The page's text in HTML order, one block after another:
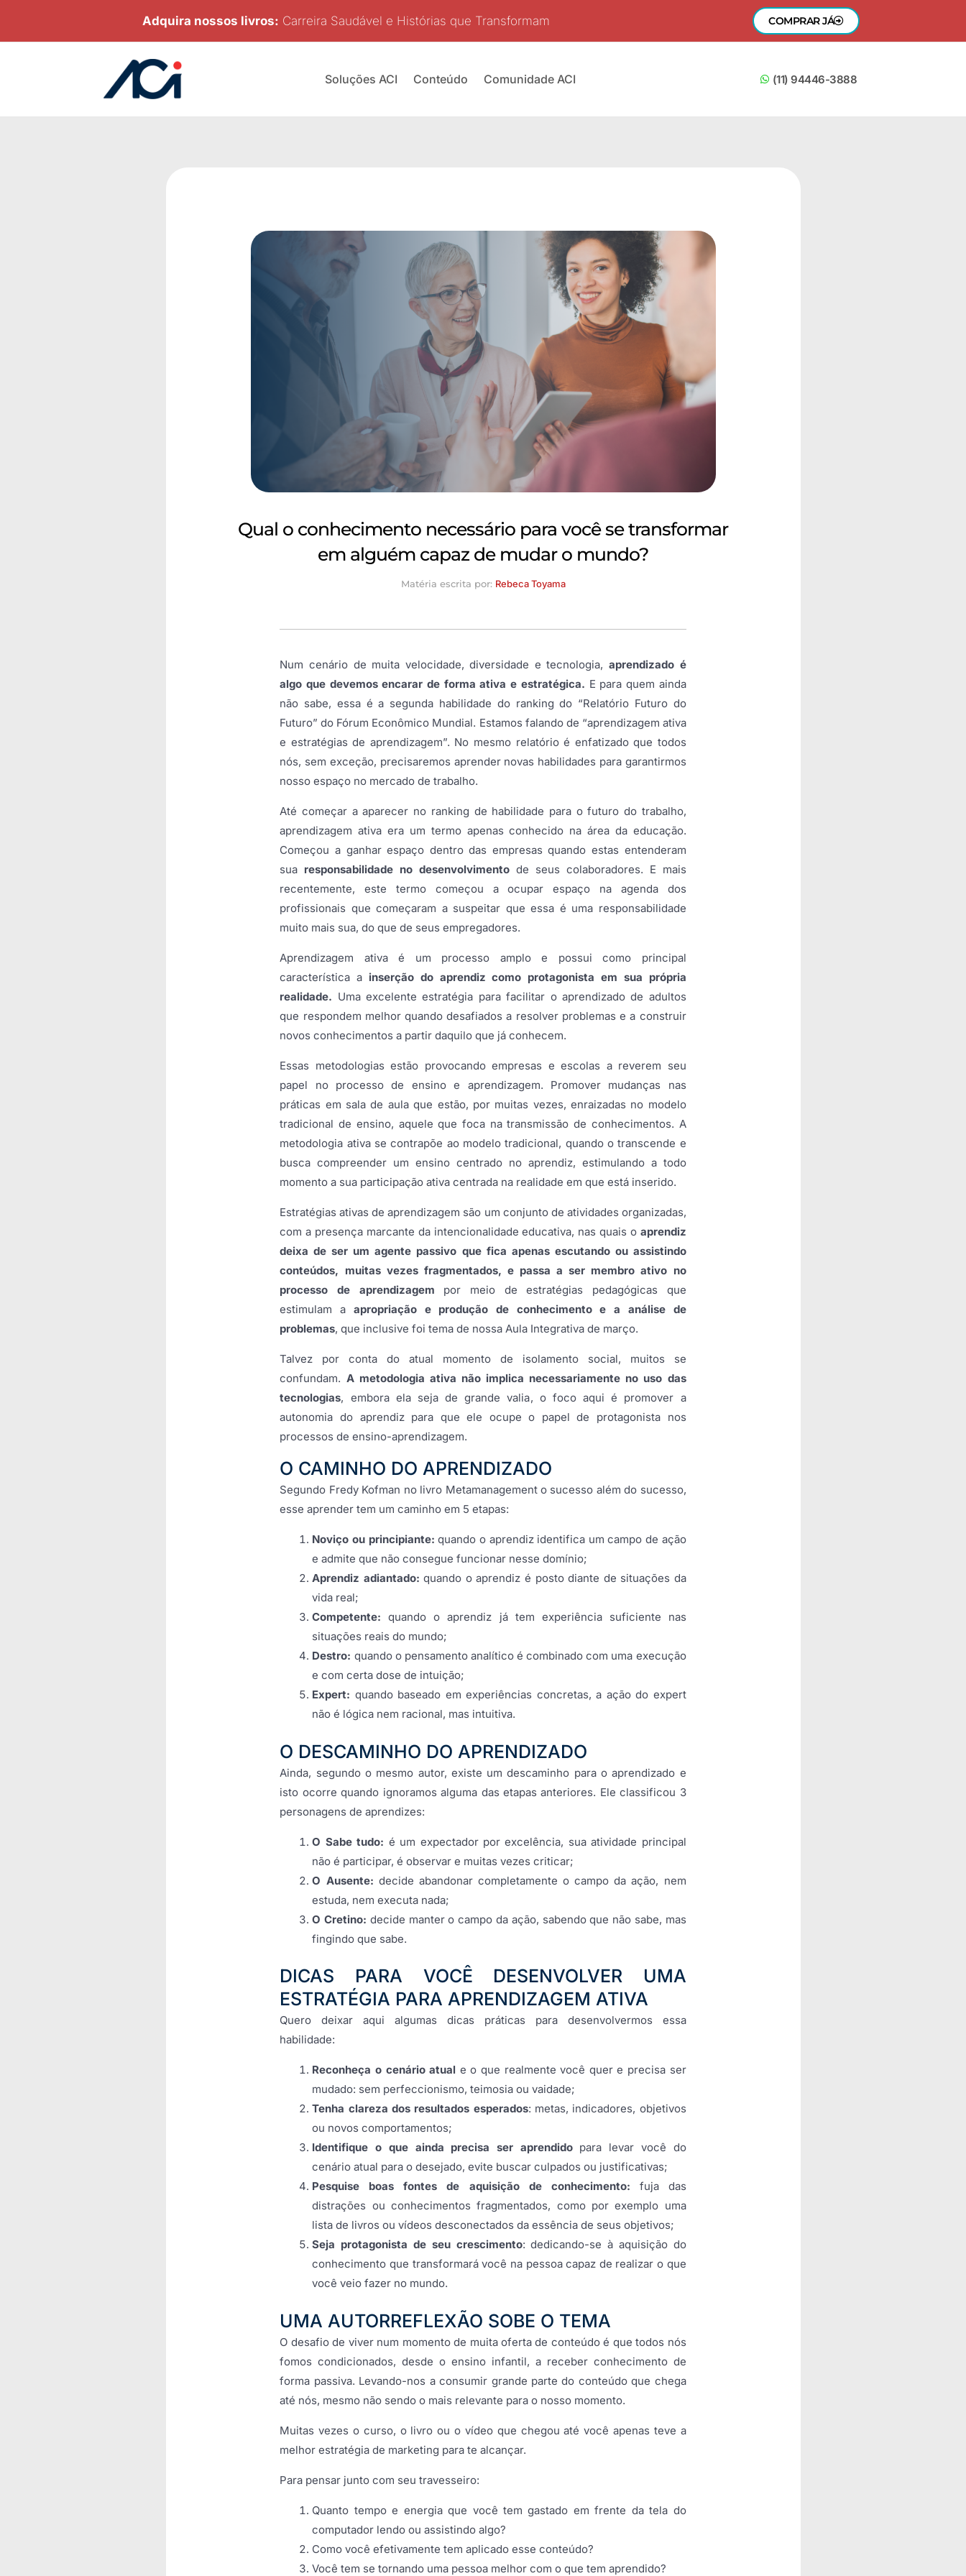
Adquira nossos livros: Carreira Saudável e Histórias que Transformam COMPRAR JÁ
Soluções ACI Conteúdo Comunidade ACI (11) 94446-3888
Qual o conhecimento necessário para você se transformar
em alguém capaz de mudar o mundo?
Matéria escrita por: Rebeca Toyama
Num cenário de muita velocidade, diversidade e tecnologia, aprendizado é
algo que devemos encarar de forma ativa e estratégica. E para quem ainda
não sabe, essa é a segunda habilidade do ranking do “Relatório Futuro do
Futuro” do Fórum Econômico Mundial. Estamos falando de “aprendizagem ativa
e estratégias de aprendizagem”. No mesmo relatório é enfatizado que todos
nós, sem exceção, precisaremos aprender novas habilidades para garantirmos
nosso espaço no mercado de trabalho.
Até começar a aparecer no ranking de habilidade para o futuro do trabalho,
aprendizagem ativa era um termo apenas conhecido na área da educação.
Começou a ganhar espaço dentro das empresas quando estas entenderam
sua responsabilidade no desenvolvimento de seus colaboradores. E mais
recentemente, este termo começou a ocupar espaço na agenda dos
profissionais que começaram a suspeitar que essa é uma responsabilidade
muito mais sua, do que de seus empregadores.
Aprendizagem ativa é um processo amplo e possui como principal
característica a inserção do aprendiz como protagonista em sua própria
realidade. Uma excelente estratégia para facilitar o aprendizado de adultos
que respondem melhor quando desafiados a resolver problemas e a construir
novos conhecimentos a partir daquilo que já conhecem.
Essas metodologias estão provocando empresas e escolas a reverem seu
papel no processo de ensino e aprendizagem. Promover mudanças nas
práticas em sala de aula que estão, por muitas vezes, enraizadas no modelo
tradicional de ensino, aquele que foca na transmissão de conhecimentos. A
metodologia ativa se contrapõe ao modelo tradicional, quando o transcende e
busca compreender um ensino centrado no aprendiz, estimulando a todo
momento a sua participação ativa centrada na realidade em que está inserido.
Estratégias ativas de aprendizagem são um conjunto de atividades organizadas,
com a presença marcante da intencionalidade educativa, nas quais o aprendiz
deixa de ser um agente passivo que fica apenas escutando ou assistindo
conteúdos, muitas vezes fragmentados, e passa a ser membro ativo no
processo de aprendizagem por meio de estratégias pedagógicas que
estimulam a apropriação e produção de conhecimento e a análise de
problemas, que inclusive foi tema de nossa Aula Integrativa de março.
Talvez por conta do atual momento de isolamento social, muitos se
confundam. A metodologia ativa não implica necessariamente no uso das
tecnologias, embora ela seja de grande valia, o foco aqui é promover a
autonomia do aprendiz para que ele ocupe o papel de protagonista nos
processos de ensino-aprendizagem.
O CAMINHO DO APRENDIZADO
Segundo Fredy Kofman no livro Metamanagement o sucesso além do sucesso,
esse aprender tem um caminho em 5 etapas:
Noviço ou principiante: quando o aprendiz identifica um campo de ação
e admite que não consegue funcionar nesse domínio;
Aprendiz adiantado: quando o aprendiz é posto diante de situações da
vida real;
Competente: quando o aprendiz já tem experiência suficiente nas
situações reais do mundo;
Destro: quando o pensamento analítico é combinado com uma execução
e com certa dose de intuição;
Expert: quando baseado em experiências concretas, a ação do expert
não é lógica nem racional, mas intuitiva.
O DESCAMINHO DO APRENDIZADO
Ainda, segundo o mesmo autor, existe um descaminho para o aprendizado e
isto ocorre quando ignoramos alguma das etapas anteriores. Ele classificou 3
personagens de aprendizes:
O Sabe tudo: é um expectador por excelência, sua atividade principal
não é participar, é observar e muitas vezes criticar;
O Ausente: decide abandonar completamente o campo da ação, nem
estuda, nem executa nada;
O Cretino: decide manter o campo da ação, sabendo que não sabe, mas
fingindo que sabe.
DICAS PARA VOCÊ DESENVOLVER UMA
ESTRATÉGIA PARA APRENDIZAGEM ATIVA
Quero deixar aqui algumas dicas práticas para desenvolvermos essa
habilidade:
Reconheça o cenário atual e o que realmente você quer e precisa ser
mudado: sem perfeccionismo, teimosia ou vaidade;
Tenha clareza dos resultados esperados: metas, indicadores, objetivos
ou novos comportamentos;
Identifique o que ainda precisa ser aprendidopara levar você do
cenário atual para o desejado, evite buscar culpados ou justificativas;
Pesquise boas fontes de aquisição de conhecimento: fuja das
distrações ou conhecimentos fragmentados, como por exemplo uma
lista de livros ou vídeos desconectados da essência de seus objetivos;
Seja protagonista de seu crescimento: dedicando-se à aquisição do
conhecimento que transformará você na pessoa capaz de realizar o que
você veio fazer no mundo.
UMA AUTORREFLEXÃO SOBE O TEMA
O desafio de viver num momento de muita oferta de conteúdo é que todos nós
fomos condicionados, desde o ensino infantil, a receber conhecimento de
forma passiva. Levando-nos a consumir grande parte do conteúdo que chega
até nós, mesmo não sendo o mais relevante para o nosso momento.
Muitas vezes o curso, o livro ou o vídeo que chegou até você apenas teve a
melhor estratégia de marketing para te alcançar.
Para pensar junto com seu travesseiro:
Quanto tempo e energia que você tem gastado em frente da tela do
computador lendo ou assistindo algo?
Como você efetivamente tem aplicado esse conteúdo?
Você tem se tornando uma pessoa melhor com o que tem aprendido?